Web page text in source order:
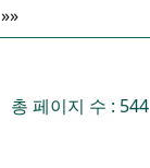
»»
총 페이지 수 : 544